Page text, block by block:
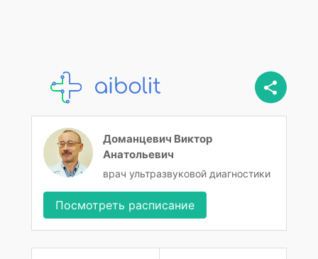
Доманцевич Виктор
Анатольевич
врач ультразвуковой диагностики
Посмотреть расписание